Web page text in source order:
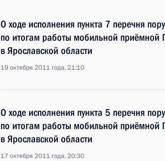
О ходе исполнения пункта 7 перечня
по итогам работы мобильной приёмной
в Ярославской области
19 октября 2011 года, 21:10
О ходе исполнения пункта 5 перечня
по итогам работы мобильной приёмной
в Ярославской области
17 октября 2011 года, 20:30